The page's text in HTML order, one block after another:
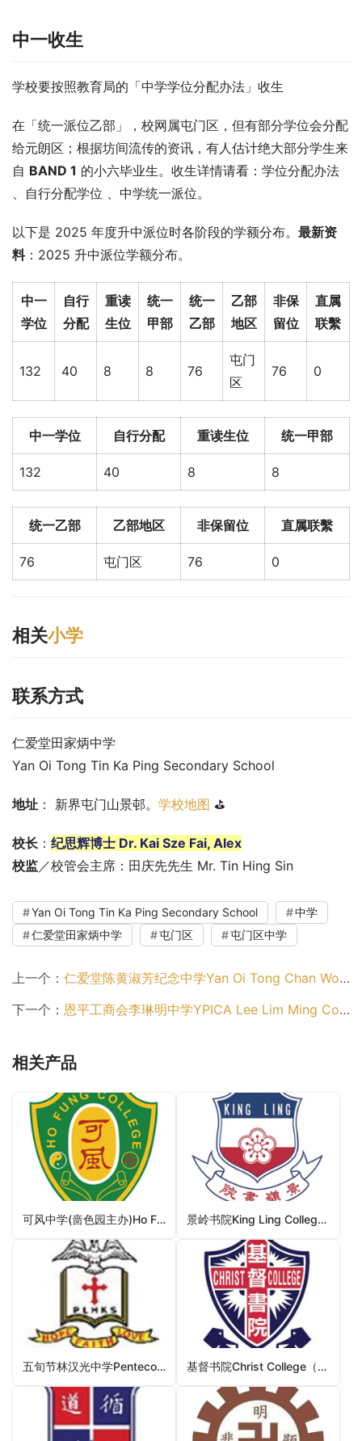
中一收生
学校要按照教育局的「中学学位分配办法」收生
在「统一派位乙部」，校网属屯门区，但有部分学位会分配
给元朗区；根据坊间流传的资讯，有人估计绝大部分学生来
自 BAND 1 的小六毕业生。收生详情请看：学位分配办法
、自行分配学位 、中学统一派位。
以下是 2025 年度升中派位时各阶段的学额分布。 最新资
料：2025 升中派位学额分布。
中一
学位
自行
分配
重读
生位
统一
甲部
统一
乙部
乙部
地区
非保
留位
直属
联繫
132 40 8 8 76
屯门
区
76 0
中一学位 自行分配 重读生位 统一甲部
132 40 8 8
统一乙部 乙部地区 非保留位 直属联繫
76 屯门区 76 0
相关小学
联系方式
仁爱堂田家炳中学
Yan Oi Tong Tin Ka Ping Secondary School
地址 ： 新界屯门山景邨。 学校地图 ⛳
校长 ： 纪思辉博士 Dr. Kai Sze Fai, Alex
校监／校管会主席：田庆先先生 Mr. Tin Hing Sin
Yan Oi Tong Tin Ka Ping Secondary School
中学
仁爱堂田家炳中学
屯门区 屯门区中学
上一个： 仁爱堂陈黄淑芳纪念中学Yan Oi Tong Chan Wong Suk Fong Memorial Secondary School（屯门区中学）
下一个： 恩平工商会李琳明中学YPICA Lee Lim Ming College（屯门区中学）
相关产品
可风中学(啬色园主办)Ho Fung College (Sponsored By Sik Sik Yuen)（荃湾区中学） 景岭书院King Ling College（西贡区中学）
五旬节林汉光中学Pentecostal Lam Hon Kwong School（沙田区中学） 基督书院Christ College（沙田区中学）